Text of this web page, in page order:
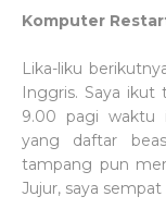
Komputer
Lika-liku
Inggris. Saya ikut
9.00 pagi waktu
yang daftar
tampang pun
Jujur, saya